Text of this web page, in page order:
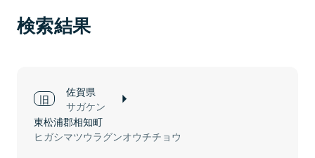
検索結果
佐賀県
サガケン
東松浦郡相知町
ヒガシマツウラグンオウチチョウ